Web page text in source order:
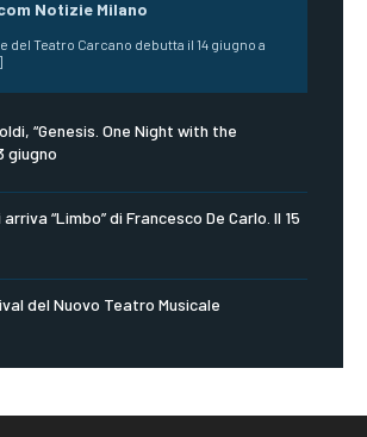
Notizie Milano
del Teatro Carcano debutta il 14 giugno a
“Genesis. One Night with the
giugno
“Limbo” di Francesco De Carlo. Il 15
del Nuovo Teatro Musicale